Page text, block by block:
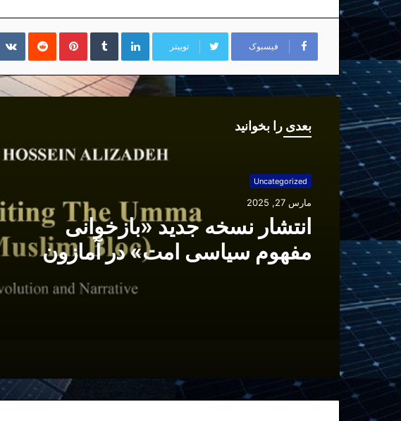
فیسبوک توییتر
لینکداینتامبلر پینتریستReddit
بعدی را بخوانید
Uncategorized
مارس 27, 2025
انتشار نسخه جدید «بازخوانی
مفهوم سیاسی امت» در آمازون